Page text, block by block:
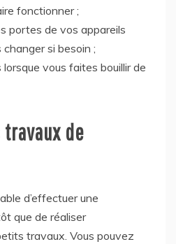
fonctionner ;
portes de vos appareils
si besoin ;
vous faites bouillir de
de
d’effectuer une
que de réaliser
travaux. Vous pouvez